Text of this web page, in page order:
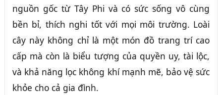
nguồn gốc từ Tây Phi và có sức sống vô cùng
bền bỉ, thích nghi tốt với mọi môi trường. Loài
cây này không chỉ là một món đồ trang trí cao
cấp mà còn là biểu tượng của quyền uy, tài lộc,
và khả năng lọc không khí mạnh mẽ, bảo vệ sức
khỏe cho cả gia đình.